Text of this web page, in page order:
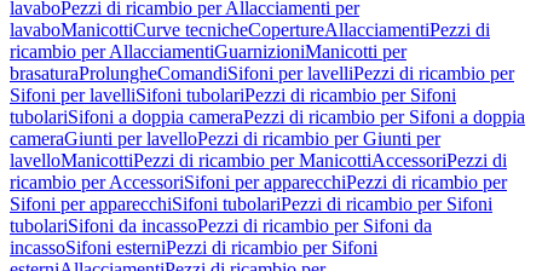
lavaboPezzi di ricambio per Allacciamenti per
lavaboManicottiCurve tecnicheCopertureAllacciamentiPezzi di
ricambio per AllacciamentiGuarnizioniManicotti per
brasaturaProlungheComandiSifoni per lavelliPezzi di ricambio per
Sifoni per lavelliSifoni tubolariPezzi di ricambio per Sifoni
tubolariSifoni a doppia cameraPezzi di ricambio per Sifoni a doppia
cameraGiunti per lavelloPezzi di ricambio per Giunti per
lavelloManicottiPezzi di ricambio per ManicottiAccessoriPezzi di
ricambio per AccessoriSifoni per apparecchiPezzi di ricambio per
Sifoni per apparecchiSifoni tubolariPezzi di ricambio per Sifoni
tubolariSifoni da incassoPezzi di ricambio per Sifoni da
incassoSifoni esterniPezzi di ricambio per Sifoni